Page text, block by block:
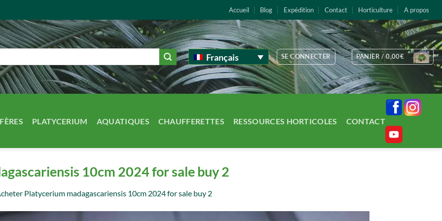
Accueil Blog Expédition Contact Horticulture A propos
Français SE CONNECTER PANIER /0,00€
PLATYCERIUM AQUATIQUES CHAUFFERETTES RESSOURCES HORTICOLES CONTACT
10cm 2024 for sale buy 2
Platycerium madagascariensis 10cm 2024 for sale buy 2